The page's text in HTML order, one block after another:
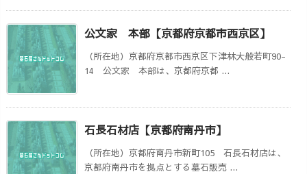
公文家 本部【京都府京都市西京区】
（所在地）京都府京都市西京区下津林大般若町90-
14 公文家 本部は、京都府京都 ...
石長石材店【京都府南丹市】
（所在地）京都府南丹市新町105 石長石材店は、
京都府南丹市を拠点とする墓石販売 ...